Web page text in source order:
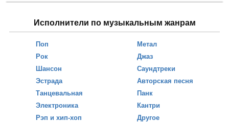
Исполнители по музыкальным жанрам
Поп
Рок
Шансон
Эстрада
Танцевальная
Электроника
Рэп и хип-хоп
Метал
Джаз
Саундтреки
Авторская песня
Панк
Кантри
Другое